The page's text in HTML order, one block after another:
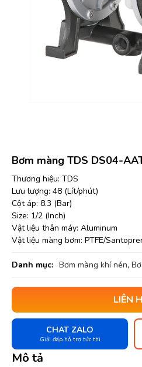
Bơm màng TDS DS04-
Thương hiệu: TDS
Lưu lượng: 48 (Lít/phút)
Cột áp: 8.3 (Bar)
Size: 1/2 (Inch)
Vật liệu thân máy: Aluminum
Vật liệu màng bơm: PTFE/
Danh mục: Bơm màng khí nén,
LIÊN
CHAT ZALO
Giải đáp hỗ trợ tức thì
Mô tả